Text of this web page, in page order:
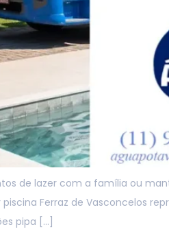
de lazer com a família ou
Ferraz de Vasconcelos
pipa […]